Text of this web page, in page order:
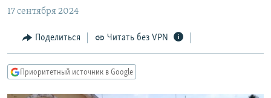
Вернутся
Вернутся
МНЕНИЯ
КУЛЬТУРА
КАВКАЗ.РЕАЛИИ
17 сентября 2024
Поделиться Читать без VPN
Приоритетный источник в Google